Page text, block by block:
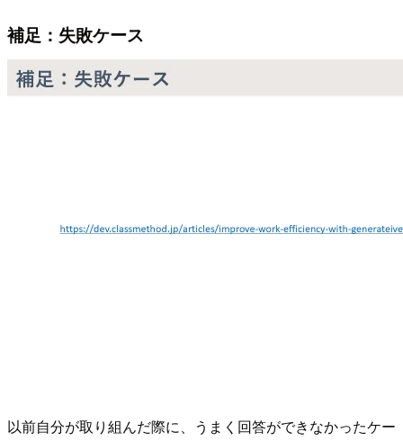
補足：失敗ケース
以前自分が取り組んだ際に、うまく回答ができなかったケー